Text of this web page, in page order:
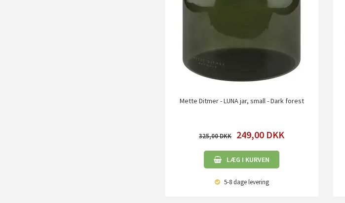
Mette Ditmer - LUNA jar, small - Dark forest
325,00 249,00 DKK
LÆG I KURVEN
5-8 dagelevering